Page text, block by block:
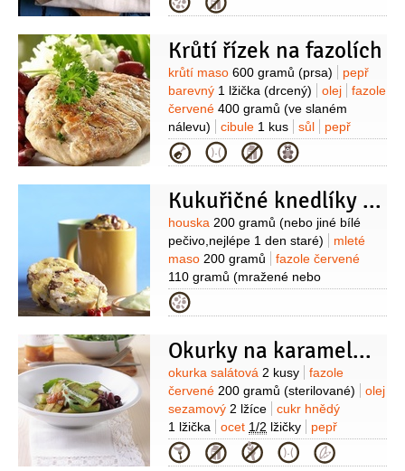
1 kus
paprička chilli červená
opečení šunky, orestování česneku a
cibule )
bazalka
5 listů
(čerstvá)
petržel kadeřavá/kudrnka
5 kusů
Krůtí řízek na fazolích
Suroviny
krůtí maso 600 gramů (prsa)
pepř
barevný 1 lžička (drcený) olej
fazole
červené 400 gramů (ve slaném
nálevu)
cibule 1 kus sůl pepř
Kategorie
Kukuřičné knedlíky s mletým masem
Suroviny
houska 200 gramů (nebo jiné bílé
pečivo,nejlépe 1 den staré)
mleté
maso 200 gramů
fazole červené
110 gramů (mražené nebo
sterilované)
100 gramů
kukuřice80 gramů
1 kus
smetana zakysaná
1 decilitr
petržel hladkolistá
1 lžíce
(nakrájená)
paprička chilli červená
(nasekaná)
Kategorie
Okurky na karamelu s fazolemi
Suroviny
okurka salátová 2 kusy
fazole
červené 200 gramů (sterilované)
olej
sezamový 2 lžíce
cukr hnědý
1 lžička
ocet 1/2 lžičky
pepř
(mletý)
sůl Na ozdobení: čatní
4 lžíce
rukola1/2hrsti
Kategorie